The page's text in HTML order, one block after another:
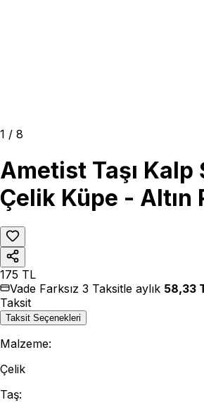
1 / 8
Ametist Taşı Kalp
Çelik Küpe - Altın
175 TL
Vade Farksız 3 Taksitle aylık 58,33
Taksit
Taksit Seçenekleri
Malzeme:
Çelik
Taş: